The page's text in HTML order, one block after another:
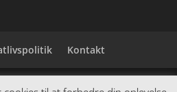
Kontakt
samler et bredt udvalg af